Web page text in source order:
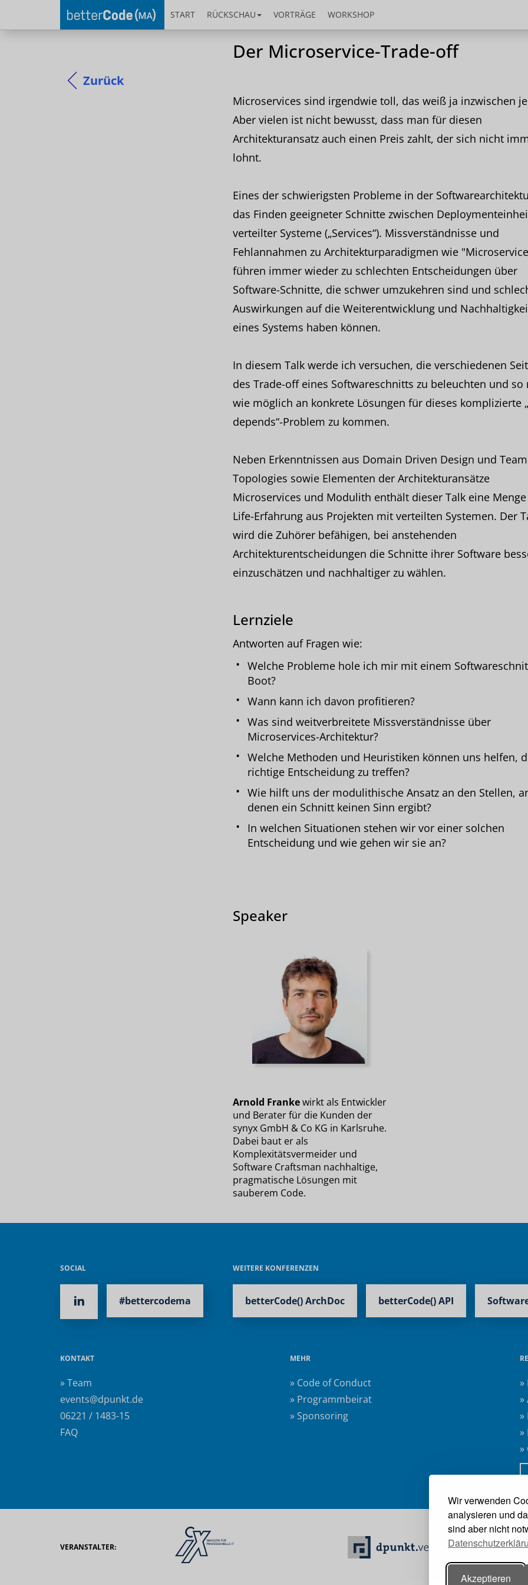
Wir verwenden
analysieren und
sind aber nicht
Akzeptieren
START RÜCKSCHAU VORTRÄGE WORKSHOP
Zurück
Der Microservice-Trade-off
Microservices sind irgendwie toll, das weiß ja inzwischen
Aber vielen ist nicht bewusst, dass man für diesen
Architekturansatz auch einen Preis zahlt, der sich nicht
lohnt.
Eines der schwierigsten Probleme in der
das Finden geeigneter Schnitte zwischen
verteilter Systeme („Services“). Missverständnisse und
Fehlannahmen zu Architekturparadigmen wie
führen immer wieder zu schlechten Entscheidungen über
Software-Schnitte, die schwer umzukehren sind und
Auswirkungen auf die Weiterentwicklung und
eines Systems haben können.
In diesem Talk werde ich versuchen, die verschiedenen
des Trade-off eines Softwareschnitts zu beleuchten und so
wie möglich an konkrete Lösungen für dieses komplizierte
depends“-Problem zu kommen.
Neben Erkenntnissen aus Domain Driven Design und Team
Topologies sowie Elementen der Architekturansätze
Microservices und Modulith enthält dieser Talk eine Menge
Life-Erfahrung aus Projekten mit verteilten Systemen. Der
wird die Zuhörer befähigen, bei anstehenden
Architekturentscheidungen die Schnitte ihrer Software
einzuschätzen und nachhaltiger zu wählen.
Lernziele
Antworten auf Fragen wie:
Welche Probleme hole ich mir mit einem
Boot?
Wann kann ich davon profitieren?
Was sind weitverbreitete Missverständnisse über
Microservices-Architektur?
Welche Methoden und Heuristiken können uns helfen,
richtige Entscheidung zu treffen?
Wie hilft uns der modulithische Ansatz an den Stellen,
denen ein Schnitt keinen Sinn ergibt?
In welchen Situationen stehen wir vor einer solchen
Entscheidung und wie gehen wir sie an?
Speaker
Arnold Frankewirkt als Entwickler
und Berater für die Kunden der
synyx GmbH & Co KG in Karlsruhe.
Dabei baut er als
Komplexitätsvermeider und
Software Craftsman nachhaltige,
pragmatische Lösungen mit
sauberem Code.
SOCIAL
#bettercodema
WEITERE KONFERENZEN
betterCode() ArchDoc betterCode() API
KONTAKT
» Team
events@dpunkt.de
06221 / 1483-15
FAQ
MEHR
» Code of Conduct
» Programmbeirat
» Sponsoring
»
»
»
»
»
VERANSTALTER: